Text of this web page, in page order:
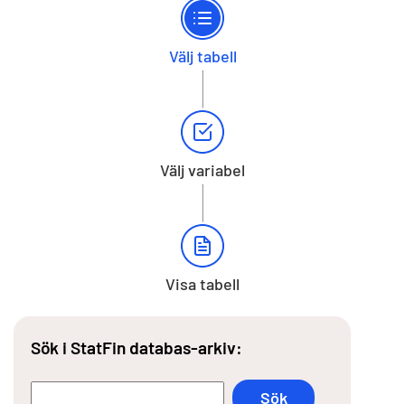
Välj tabell
Välj variabel
Visa tabell
Sök i StatFin databas-arkiv: